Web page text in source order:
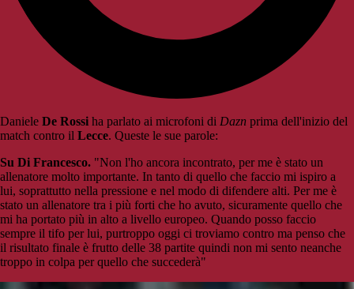
Daniele De Rossi ha parlato ai microfoni di Dazn prima dell'inizio del
match contro il Lecce. Queste le sue parole:
Su Di Francesco. "Non l'ho ancora incontrato, per me è stato un
allenatore molto importante. In tanto di quello che faccio mi ispiro a
lui, soprattutto nella pressione e nel modo di difendere alti. Per me è
stato un allenatore tra i più forti che ho avuto, sicuramente quello che
mi ha portato più in alto a livello europeo. Quando posso faccio
sempre il tifo per lui, purtroppo oggi ci troviamo contro ma penso che
il risultato finale è frutto delle 38 partite quindi non mi sento neanche
troppo in colpa per quello che succederà"